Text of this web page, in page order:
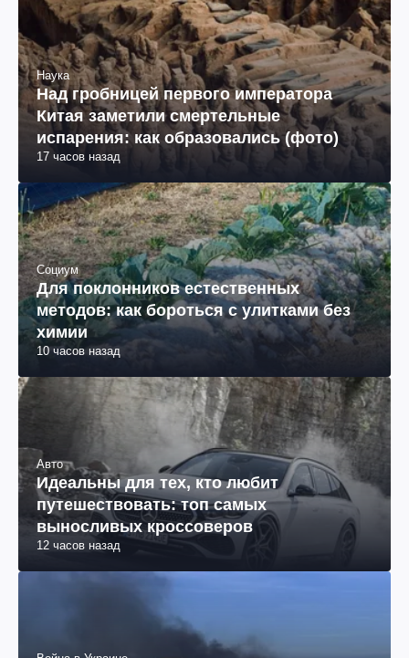
Наука
Над гробницей первого императора
Китая заметили смертельные
испарения: как образовались (фото)
17 часов назад
Социум
Для поклонников естественных
методов: как бороться с улитками без
химии
10 часов назад
Авто
Идеальны для тех, кто любит
путешествовать: топ самых
выносливых кроссоверов
12 часов назад